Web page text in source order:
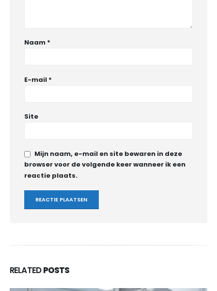
Naam *
E-mail *
Site
Mijn naam, e-mail en site bewaren in deze
browser voor de volgende keer wanneer ik een
reactie plaats.
RELATED POSTS